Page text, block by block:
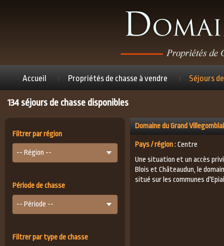
Accueil Propriétés de chasse à vendre Séjours
134 séjours de chasse disponibles
Filtrer par région
-- Région --
Période de chasse
-- Période --
Filtrer par type de chasse
Domaine du Grand
Pays / région: Centre
Une situation et un accès
Blois et Châteaudun, le
situé sur les communes